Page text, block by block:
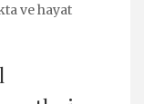
ve hayat